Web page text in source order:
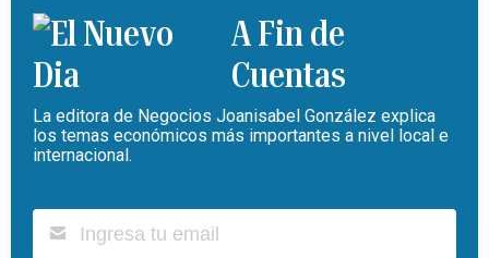
A Fin de
Cuentas
La editora de Negocios Joanisabel González explica
los temas económicos más importantes a nivel local e
internacional.